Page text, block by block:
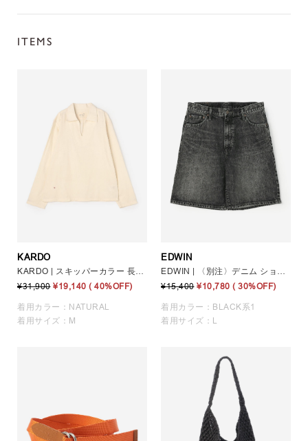
ITEMS
KARDO
¥31,900 ¥19,140 ( 40%OFF)
着用カラー：NATURAL
着用サイズ：M
EDWIN
¥15,400 ¥10,780 ( 30%OFF)
着用カラー：BLACK系1
着用サイズ：L